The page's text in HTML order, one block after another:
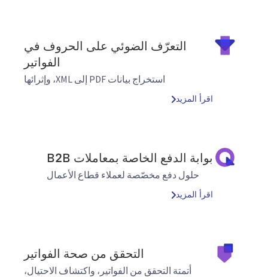
التعرّف الضوئي على الحروف في
الفواتير
استخراج بيانات PDF إلى XML، وإثرائها
اقرأ المزيد
بوابة الدفع الخاصة بمعاملات B2B
حلول دفع مخصّصة لعملاء قطاع الأعمال
اقرأ المزيد
التحقق من صحة الفواتير
أتمتة التحقق من الفواتير، واكتشاف الاحتيال،